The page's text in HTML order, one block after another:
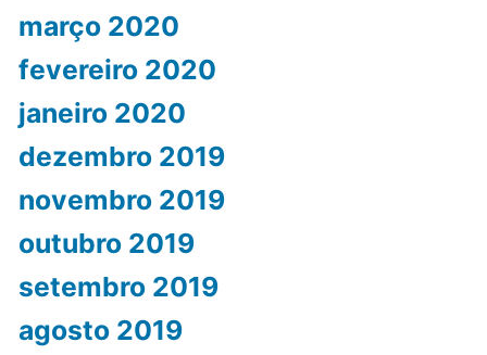
março 2020
fevereiro 2020
janeiro 2020
dezembro 2019
novembro 2019
outubro 2019
setembro 2019
agosto 2019